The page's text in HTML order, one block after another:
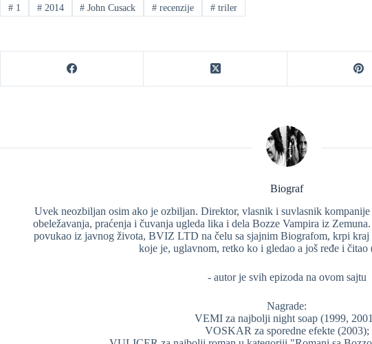
#1 #2014 # John Cusack # recenzije # triler
Biograf
Uvek neozbiljan osim ako je ozbiljan. Direktor, vlasnik i suvlasnik
obeležavanja, praćenja i čuvanja ugleda lika i dela Bozze Vampira iz
povukao iz javnog života, BVIZ LTD na čelu sa sjajnim Biografom, krpi kraj
koje je, uglavnom, retko ko i gledao a još ređe i čitao
- autor je svih epizoda na ovom sajtu
Nagrade:
VEMI za najbolji night soap (1999,
VOSKAR za sporedne efekte (2003);